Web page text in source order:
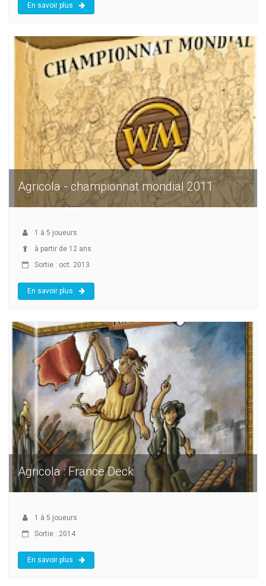
En savoir plus
Agricola - championnat mondial 2011
1 à 5 joueurs
à partir de 12 ans
Sortie : oct. 2013
En savoir plus
Agricola : France Deck
1 à 5 joueurs
Sortie : 2014
En savoir plus